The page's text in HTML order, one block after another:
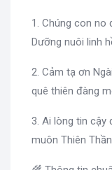
1. Chúng con no
Dưỡng nuôi linh
2. Cảm tạ ơn
quê thiên đàng
3. Ai lòng tin cậy
muôn Thiên